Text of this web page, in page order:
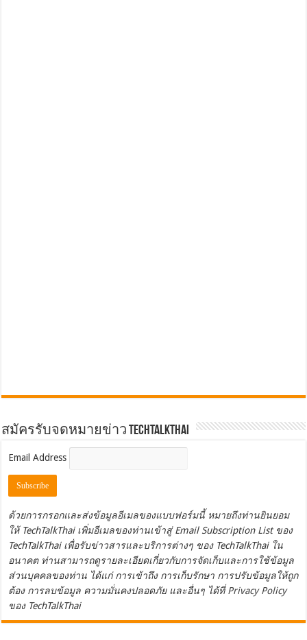
สมัครรับจดหมายข่าว TechTalkThai
Email Address
ด้วยการกรอกและส่งข้อมูลอีเมลของแบบฟอร์มนี้ หมายถึงท่านยินยอม
ให้ TechTalkThai เพิ่มอีเมลของท่านเข้าสู่ Email Subscription List ของ
TechTalkThai เพื่อรับข่าวสารและบริการต่างๆ ของ TechTalkThai ใน
อนาคต ท่านสามารถดูรายละเอียดเกี่ยวกับการจัดเก็บและการใช้ข้อมูล
ส่วนบุคคลของท่าน ได้แก่ การเข้าถึง การเก็บรักษา การปรับข้อมูลให้ถูก
ต้อง การลบข้อมูล ความมั่นคงปลอดภัย และอื่นๆ ได้ที่Privacy Policy
ของ TechTalkThai